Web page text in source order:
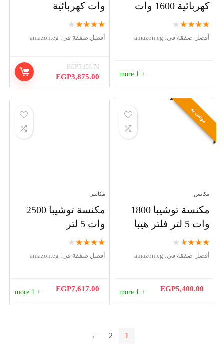
كهربائية 1600 وات
★
★
★
★
★
أفضل صفقة في: amazon.eg
+ 1 more
وات كهربائية
★
★
★
★
★
أفضل صفقة في: amazon.eg
EGP5,153.76
السعر
الأصلي
EGP3,875.00
السعر
الحالي
موصى به
مكانس
مكنسة توشيبا 1800
وات 5 لتر فلتر هيبا
★
★
★
★
★
أفضل صفقة في: amazon.eg
EGP5,400.00
+ 1 more
مكانس
مكنسة توشيبا 2500
وات 5 لتر
★
★
★
★
★
أفضل صفقة في: amazon.eg
EGP7,617.00
+ 1 more
1
2
←